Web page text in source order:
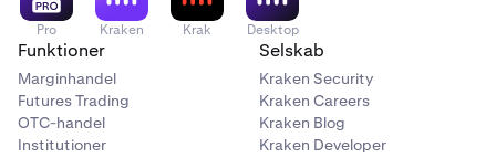
Pro Kraken Krak Desktop
Funktioner
Marginhandel
Futures Trading
OTC-handel
Institutioner
Selskab
Kraken Security
Kraken Careers
Kraken Blog
Kraken Developer